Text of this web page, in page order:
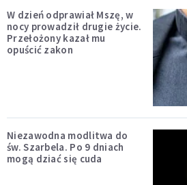
W dzień odprawiał Mszę, w
nocy prowadził drugie życie.
Przełożony kazał mu
opuścić zakon
Niezawodna modlitwa do
św. Szarbela. Po 9 dniach
mogą dziać się cuda